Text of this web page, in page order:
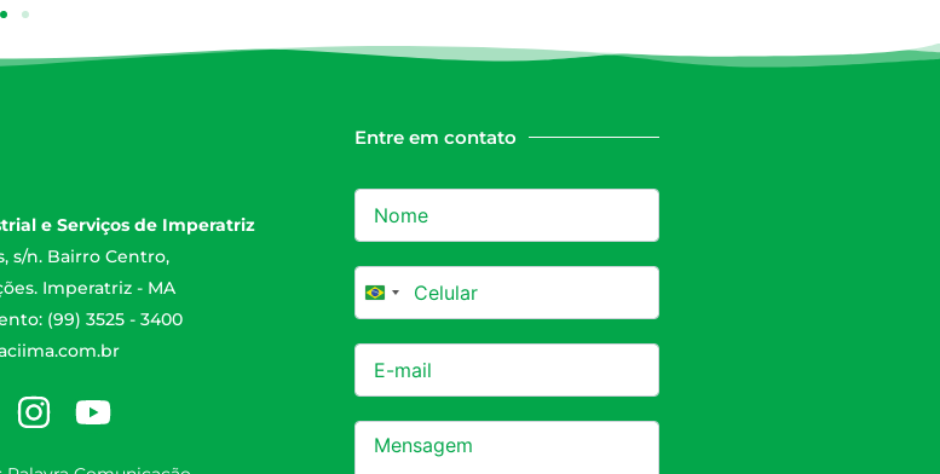
e Serviços de Imperatriz
s/n. Bairro Centro,
Imperatriz - MA
(99) 3525 - 3400
Entre em contato
Brazil +55